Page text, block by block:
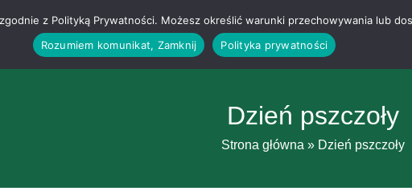
Dzień pszczoły
Strona główna » Dzień pszczoły
z Polityką Prywatności. Możesz określić warunki przechowywania lub
Rozumiem komunikat, Zamknij
Polityka prywatności